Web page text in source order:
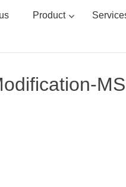
Product